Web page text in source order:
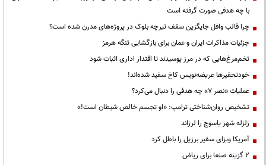
با چه هدفی صورت گرفته است
چرا قالب وافل جایگزین سقف تیرچه بلوک در پروژه‌های مدرن شده است؟
جزئیات مذاکرات ایران و عمان برای بازگشایی تنگه هرمز
تخم‌مرغ‌هایی که در مرز پوسیدند تا اقتدار اداری اثبات شود
خودتحقیرها عریضه‌نویس کاخ سفید شده‌اند!
عملیات «نصر ۷» چه هدفی را دنبال می‌کرد؟
تشخیص روان‌شناختی ترامپ: «او تجسم خالص شیطان است!»
زلزله شهر یاسوج را لرزاند
آمریکا ویزای سفیر برزیل را باطل کرد
۲ گزینه صنعا برای ریاض